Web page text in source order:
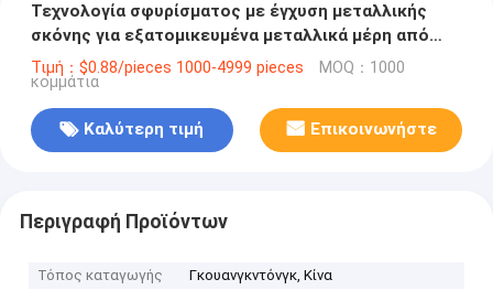
Τεχνολογία σφυρίσματος με έγχυση μεταλλικής
σκόνης για εξατομικευμένα μεταλλικά μέρη από
ανοξείδωτο χάλυβα
Τιμή：$0.88/pieces 1000-4999 pieces MOQ：1000
κομμάτια
Καλύτερη τιμή Επικοινωνήστε
Περιγραφή Προϊόντων
Τόπος καταγωγής
Γκουανγκντόνγκ, Κίνα